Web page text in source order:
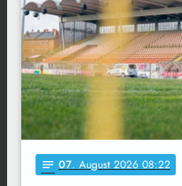
notes 07. August 2026 08:22